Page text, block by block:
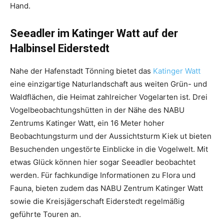
Hand.
Seeadler im Katinger Watt auf der
Halbinsel Eiderstedt
Nahe der Hafenstadt Tönning bietet das Katinger Watt
eine einzigartige Naturlandschaft aus weiten Grün- und
Waldflächen, die Heimat zahlreicher Vogelarten ist. Drei
Vogelbeobachtungshütten in der Nähe des NABU
Zentrums Katinger Watt, ein 16 Meter hoher
Beobachtungsturm und der Aussichtsturm Kiek ut bieten
Besuchenden ungestörte Einblicke in die Vogelwelt. Mit
etwas Glück können hier sogar Seeadler beobachtet
werden. Für fachkundige Informationen zu Flora und
Fauna, bieten zudem das NABU Zentrum Katinger Watt
sowie die Kreisjägerschaft Eiderstedt regelmäßig
geführte Touren an.